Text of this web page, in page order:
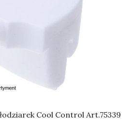
Cool Control Art.75339